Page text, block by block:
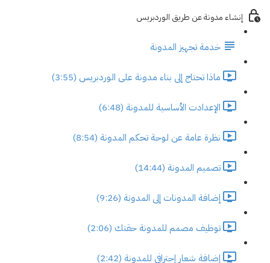
إنشاء مدونة عن طريق الوردبريس
خدمة تجهيز المدونة
ماذا تحتاج إلى بناء مدونة على الوردبريس (3:55)
الإعدادت الأساسية للمدونة (6:48)
نظرة عامة عن لوحة تحكم المدونة (8:54)
تصميم المدونة (14:44)
إضافة المدونات إلى المدونة (9:26)
توظيف مصمم للمدونة حقتك (2:06)
إضافة شعار إحترافي للمدونة (2:42)